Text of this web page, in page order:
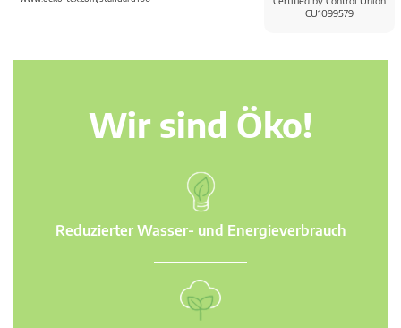
CU1099579
Wir sind Öko!
Reduzierter Wasser- und Energieverbrauch